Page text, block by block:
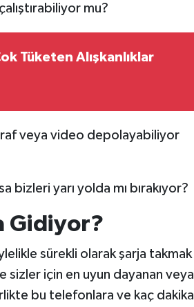
mu?
Tüketen Alışkanlıklar
veya video depolayabiliyor
yarı yolda mı bırakıyor?
Gidiyor?
sürekli olarak şarja takmak
sizler için en uyun dayanan veya
bu telefonlara ve kaç dakika